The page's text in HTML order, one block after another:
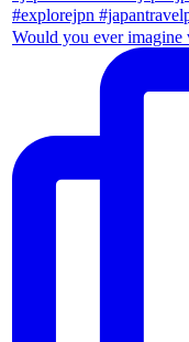
Would you ever imagine